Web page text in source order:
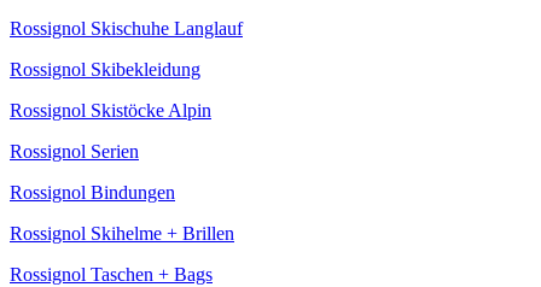
Rossignol Skischuhe Langlauf
Rossignol Skibekleidung
Rossignol Skistöcke Alpin
Rossignol Serien
Rossignol Bindungen
Rossignol Skihelme + Brillen
Rossignol Taschen + Bags